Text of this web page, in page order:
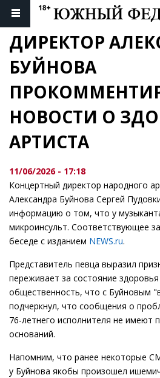
ДИРЕКТОР
БУЙНОВА
НОВОСТИ О
АРТИСТА
11/06/2026 - 17:18
Концертный директор народного
Александра Буйнова Сергей
информацию о том, что у
микроинсульт. Соответствующее
беседе с изданием NEWS.ru.
Представитель певца выразил
переживает за состояние
общественность, что с Буйновым
подчеркнул, что сообщения о
76-летнего исполнителя не имеют
оснований.
Напомним, что ранее некоторые
у Буйнова якобы произошел